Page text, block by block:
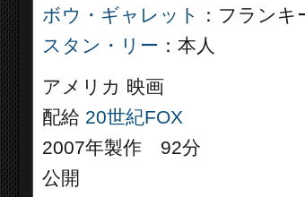
ボウ・ギャレット
：フラン
スタン・リー ：本人
アメリカ 映画
配給 20世紀FOX
2007年製作 92分
公開